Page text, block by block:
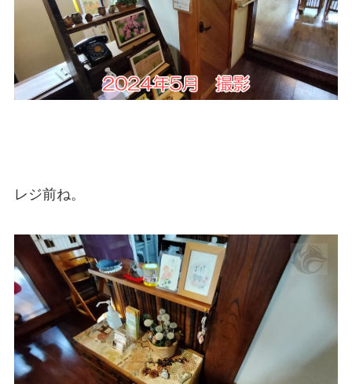
レジ前ね。